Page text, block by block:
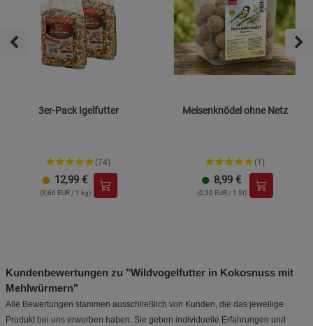
3er-Pack Igelfutter
(74)
12,99 €
(8,66 EUR / 1 kg)
Meisenknödel ohne Netz
(1)
8,99 €
(0,30 EUR / 1 St)
Kundenbewertungen zu "Wildvogelfutter in Kokosnuss mit
Mehlwürmern"
Alle Bewertungen stammen ausschließlich von Kunden, die das jeweilige
Produkt bei uns erworben haben. Sie geben individuelle Erfahrungen und